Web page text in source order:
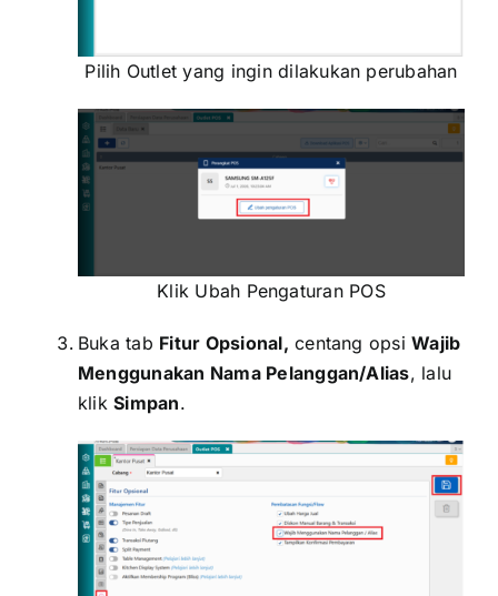
Pilih Outlet yang ingin dilakukan perubahan
Klik Ubah Pengaturan POS
Buka tab Fitur Opsional, centang opsiWajib
Menggunakan Nama Pelanggan/Alias, lalu
klikSimpan.